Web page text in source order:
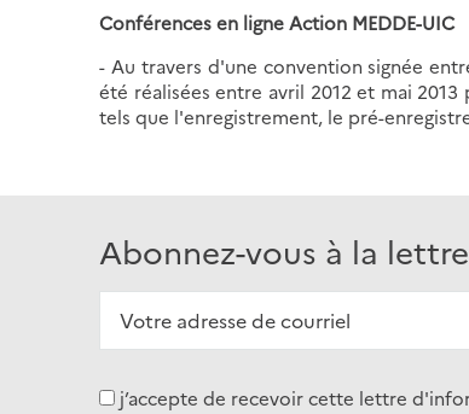
Conférences en ligne Action MEDDE-UIC
- Au travers d'une convention signée
été réalisées entre avril 2012 et mai
tels que l'enregistrement, le pré-
Abonnez-vous à la
j’accepte de recevoir cette lettre